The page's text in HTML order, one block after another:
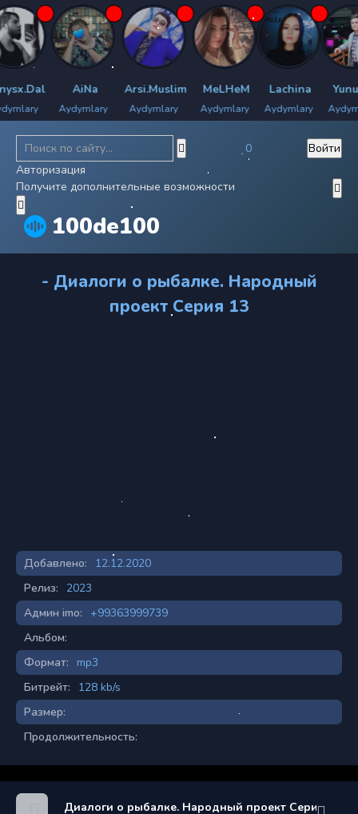
AiNa
Aydymlary
Arsi.Muslim
Aydymlary
MeLHeM
Aydymlary
Lachina
Aydymlary
Yunus.H
Aydymlary
100de100
0
Войти
Авторизация
Получите дополнительные возможности
- Диалоги о рыбалке. Народный
проект Серия 13
Добавлено:
12.12.2020
Релиз:
2023
Админ imo:
+99363999739
Альбом:
Формат:
mp3
Битрейт:
128 kb/s
Размер:
Продолжительность:
Диалоги о рыбалке. Народный проект Серия 13